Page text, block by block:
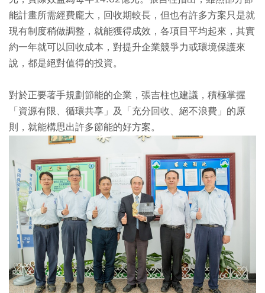
能計畫所需經費龐大，回收期較長，但也有許多方案只是就
現有制度稍做調整，就能獲得成效，各項目平均起來，其實
約一年就可以回收成本，對提升企業競爭力或環境保護來
說，都是絕對值得的投資。
對於正要著手規劃節能的企業，張吉柱也建議，積極掌握
「資源有限、循環共享」及「充分回收、絕不浪費」的原
則，就能構思出許多節能的好方案。